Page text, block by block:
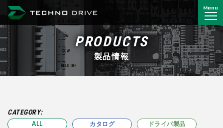
Menu
PRODUCTS
製品情報
CATEGORY:
ALL カタログ ドライバ製品